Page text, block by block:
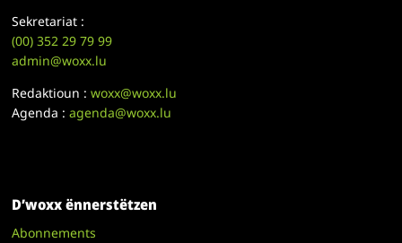
Sekretariat :
(00)352 29 79 99
admin@woxx.lu
Redaktioun :woxx@woxx.lu
Agenda :agenda@woxx.lu
D’woxx ënnerstëtzen
Abonnements